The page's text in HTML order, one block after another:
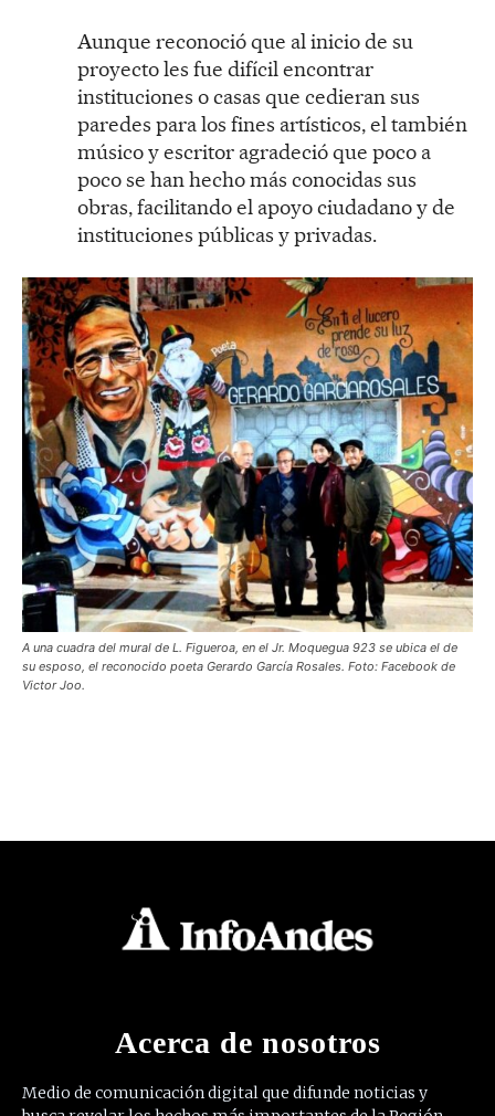
Aunque reconoció que al inicio de su
proyecto les fue difícil encontrar
instituciones o casas que cedieran sus
paredes para los fines artísticos, el también
músico y escritor agradeció que poco a
poco se han hecho más conocidas sus
obras, facilitando el apoyo ciudadano y de
instituciones públicas y privadas.
A una cuadra del mural de L. Figueroa, en el Jr. Moquegua 923 se ubica el de
su esposo, el reconocido poeta Gerardo García Rosales. Foto: Facebook de
Victor Joo.
Acerca de nosotros
Medio de comunicación digital que difunde noticias y